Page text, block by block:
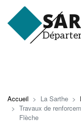
Les
J'arrive en
Accueil La Sarthe
Travaux de
Flèche